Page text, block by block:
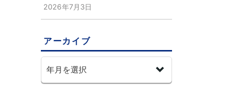
2026年7月3日
アーカイブ